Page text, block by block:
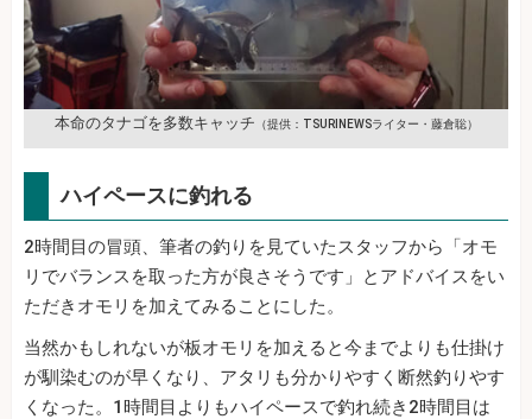
本命のタナゴを多数キャッチ （提供：TSURINEWSライター・藤倉聡）
ハイペースに釣れる
2時間目の冒頭、筆者の釣りを見ていたスタッフから「オモ
リでバランスを取った方が良さそうです」とアドバイスをい
ただきオモリを加えてみることにした。
当然かもしれないが板オモリを加えると今までよりも仕掛け
が馴染むのが早くなり、アタリも分かりやすく断然釣りやす
くなった。1時間目よりもハイペースで釣れ続き2時間目は